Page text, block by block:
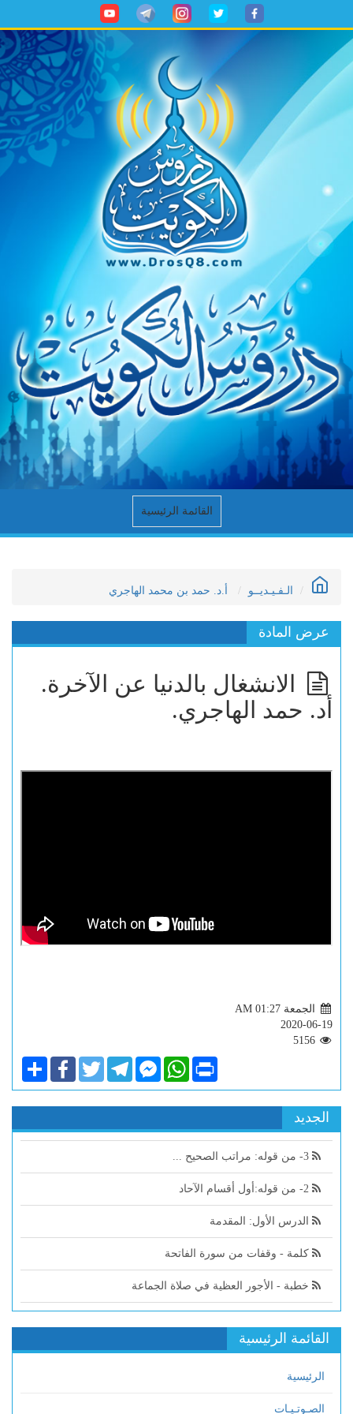
القائمة الرئيسية
الـفـيـديــو أ.د. حمد بن محمد الهاجري
عرض المادة
الانشغال بالدنيا عن الآخرة.
أد. حمد الهاجري.
الجمعة AM 01:27
2020-06-19
ShareFacebookTwitterTelegramFacebook
Messenger
WhatsApp Print
الجديد
الدرس الأول: المقدمة
كلمة - وقفات من سورة الفاتحة
خطبة - الأجور العظية في صلاة الجماعة
القائمة الرئيسية
الرئيسية
الصـوتـيـات